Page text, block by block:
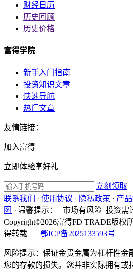
财经日历
历史回顾
历史价格
富得学院
新手入门指南
投资知识文章
快速导航
热门文章
友情链接：
加入富得
立即体验享好礼
立刻领取
联系我们
· 使用协议 · 隐私政策 · 产
图 · 温馨提示：
市场有风险 投资需
Copyright©2026富得FD TRADE版权
得转载
| 鄂ICP备2025133593号
风险提示：保证金贵金属为杠杆性金
您的存款的损失。您并非实际拥有或